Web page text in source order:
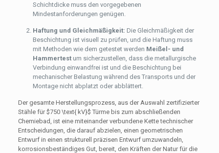
Schichtdicke muss den vorgegebenen
Mindestanforderungen genügen.
Haftung und Gleichmäßigkeit: Die Gleichmäßigkeit der
Beschichtung ist visuell zu prüfen, und die Haftung muss
mit Methoden wie dem getestet werden Meißel- und
Hammertestum sicherzustellen, dass die metallurgische
Verbindung einwandfrei ist und die Beschichtung bei
mechanischer Belastung während des Transports und der
Montage nicht abplatzt oder abblättert.
Der gesamte Herstellungsprozess, aus der Auswahl zertifizierter
Stähle für$750 \text{ kV}$ Türme bis zum abschließenden
Chemiebad, ist eine miteinander verbundene Kette technischer
Entscheidungen, die darauf abzielen, einen geometrischen
Entwurf in einen strukturell präzisen Entwurf umzuwandeln,
korrosionsbeständiges Gut, bereit, den Kräften der Natur für die